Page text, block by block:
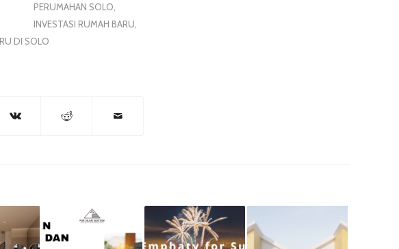
PERUMAHAN SOLO,
INVESTASI RUMAH BARU,
DI SOLO